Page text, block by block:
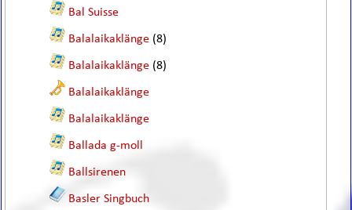
Bal Suisse
Balalaikaklänge (8)
Balalaikaklänge (8)
Balalaikaklänge
Balalaikaklänge
Ballada g-moll
Ballsirenen
Basler Singbuch